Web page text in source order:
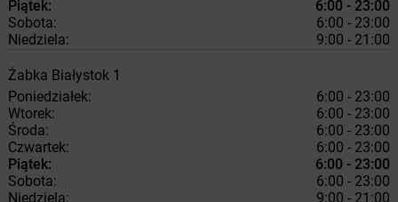
Piątek:
6:00 - 23:00
Sobota:
6:00 - 23:00
Niedziela:
9:00 - 21:00
Żabka Białystok 1
Poniedziałek:
6:00 - 23:00
Wtorek:
6:00 - 23:00
Środa:
6:00 - 23:00
Czwartek:
6:00 - 23:00
Piątek:
6:00 - 23:00
Sobota:
6:00 - 23:00
Niedziela:
9:00 - 21:00